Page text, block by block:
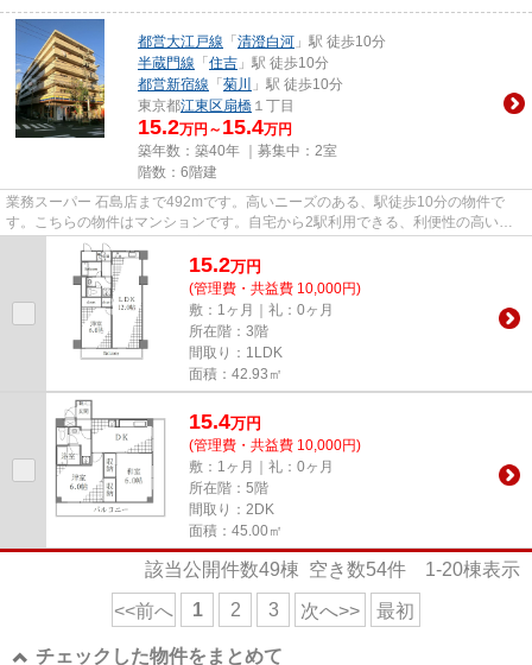
都営大江戸線 「 清澄白河 」駅 徒歩10分
半蔵門線 「 住吉 」駅 徒歩10分
都営新宿線 「 菊川
」駅 徒歩10分
東京都江東区扇橋 １丁目
15.2万円～ 15.4万円
築年数：築40年 ｜募集中： 2室
階数：6階建
業務スーパー 石島店まで492mです。高いニーズのある、駅徒歩10分の物件で
す。こちらの物件はマンションです。自宅から2駅利用できる、利便性の高い物
件です。江東区で新しい住環境を...
15.2万円
(管理費・共益費 10,000円)
敷：1ヶ月｜礼：0ヶ月
所在階：3階
間取り：1LDK
面積：42.93㎡
15.4万円
(管理費・共益費 10,000円)
敷：1ヶ月｜礼：0ヶ月
所在階：5階
間取り：2DK
面積：45.00㎡
該当公開件数49棟 空き数54件 1-20棟表示
<<前へ 1 2 3 次へ>> 最初
チェックした物件をまとめて